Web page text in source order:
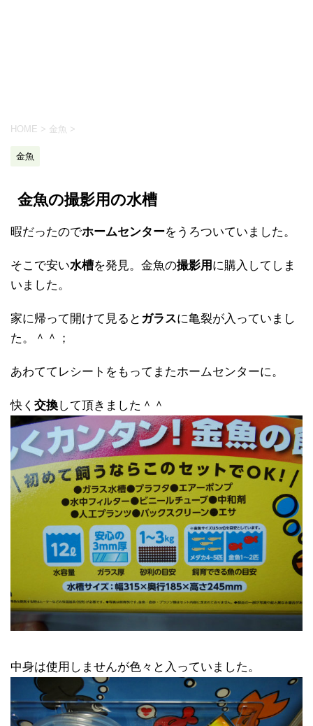
HOME > 金魚 >
金魚
金魚の撮影用の水槽
暇だったのでホームセンターをうろついていました。
そこで安い水槽を発見。金魚の撮影用 に購入してしま
いました。
家に帰って開けて見ると ガラスに亀裂が入っていまし
た。＾＾；
あわててレシートをもってまたホームセンターに。
快く 交換して頂きました＾＾
中身は使用しませんが色々と入っていました。